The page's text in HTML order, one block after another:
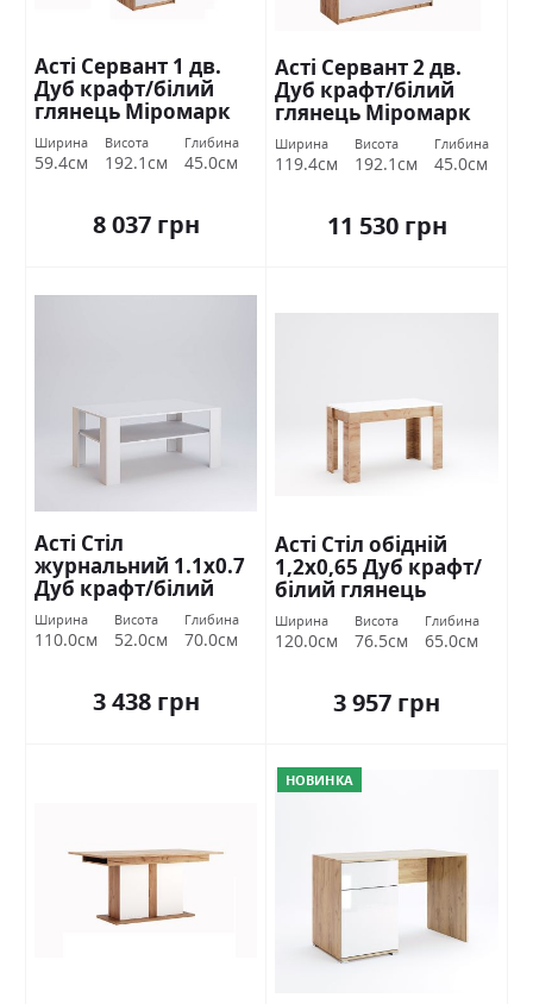
Асті Сервант 1 дв.
Дуб крафт/білий
глянець Міромарк
Ширина
59.4см
Висота
192.1см
Глибина
45.0см
8 037 грн
Асті Сервант 2 дв.
Дуб крафт/білий
глянець Міромарк
Ширина
119.4см
Висота
192.1см
Глибина
45.0см
11 530 грн
Асті Стіл
журнальний 1.1х0.7
Дуб крафт/білий
глянець Міромарк
Ширина
110.0см
Висота
52.0см
Глибина
70.0см
3 438 грн
Асті Стіл обідній
1,2х0,65 Дуб крафт/
білий глянець
Міромарк
Ширина
120.0см
Висота
76.5см
Глибина
65.0см
3 957 грн
НОВИНКА